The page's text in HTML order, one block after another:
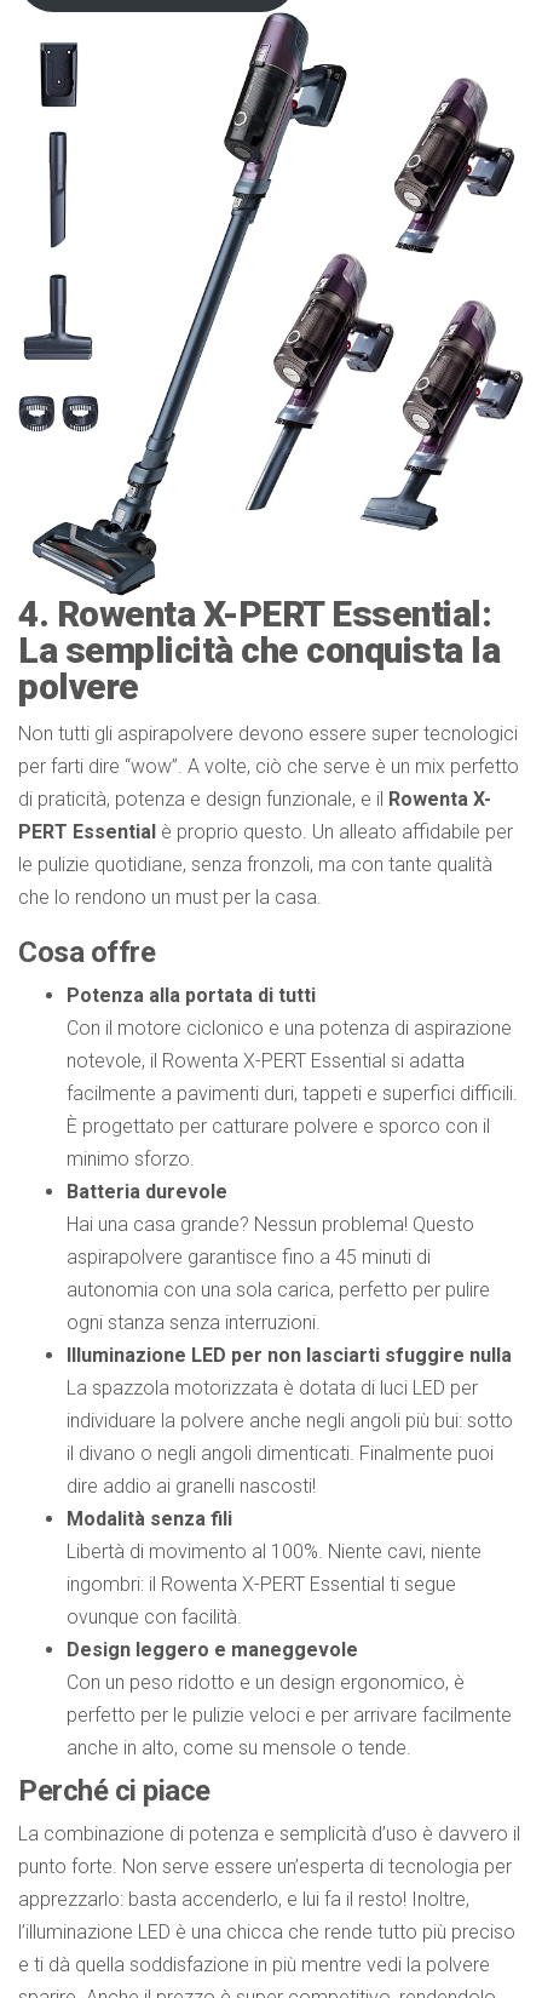
4. Rowenta X-PERT Essential:
La semplicità che conquista la
polvere
Non tutti gli aspirapolvere devono essere super tecnologici
per farti dire “wow”. A volte, ciò che serve è un mix perfetto
di praticità, potenza e design funzionale, e il Rowenta X-
PERT Essential è proprio questo. Un alleato affidabile per
le pulizie quotidiane, senza fronzoli, ma con tante qualità
che lo rendono un must per la casa.
Cosa offre
Potenza alla portata di tutti
Con il motore ciclonico e una potenza di aspirazione
notevole, il Rowenta X-PERT Essential si adatta
facilmente a pavimenti duri, tappeti e superfici difficili.
È progettato per catturare polvere e sporco con il
minimo sforzo.
Batteria durevole
Hai una casa grande? Nessun problema! Questo
aspirapolvere garantisce fino a 45 minuti di
autonomia con una sola carica, perfetto per pulire
ogni stanza senza interruzioni.
Illuminazione LED per non lasciarti sfuggire nulla
La spazzola motorizzata è dotata di luci LED per
individuare la polvere anche negli angoli più bui: sotto
il divano o negli angoli dimenticati. Finalmente puoi
dire addio ai granelli nascosti!
Modalità senza fili
Libertà di movimento al 100%. Niente cavi, niente
ingombri: il Rowenta X-PERT Essential ti segue
ovunque con facilità.
Design leggero e maneggevole
Con un peso ridotto e un design ergonomico, è
perfetto per le pulizie veloci e per arrivare facilmente
anche in alto, come su mensole o tende.
Perché ci piace
La combinazione di potenza e semplicità d’uso è davvero il
punto forte. Non serve essere un’esperta di tecnologia per
apprezzarlo: basta accenderlo, e lui fa il resto! Inoltre,
l’illuminazione LED è una chicca che rende tutto più preciso
e ti dà quella soddisfazione in più mentre vedi la polvere